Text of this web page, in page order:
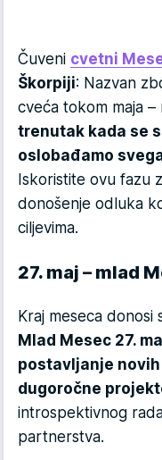
Čuveni cvetni
Škorpiji: Nazvan
cveća tokom maja –
trenutak kada se
oslobađamo
Iskoristite ovu fazu
donošenje odluka
ciljevima.
27. maj – mlad
Kraj meseca donosi
Mlad Mesec 27.
postavljanje
dugoročne
introspektivnog
partnerstva.